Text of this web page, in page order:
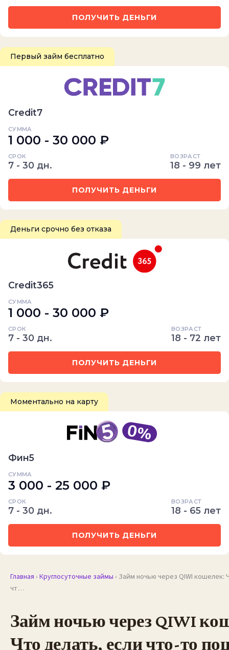
ПОЛУЧИТЬ ДЕНЬГИ
Первый займ бесплатно
Credit7
СУММА
1 000 - 30 000 ₽
СРОК
7 - 30 дн.
ВОЗРАСТ
18 - 99 лет
ПОЛУЧИТЬ ДЕНЬГИ
Деньги срочно без отказа
Credit365
СУММА
1 000 - 30 000 ₽
СРОК
7 - 30 дн.
ВОЗРАСТ
18 - 72 лет
ПОЛУЧИТЬ ДЕНЬГИ
Моментально на карту
Фин5
СУММА
3 000 - 25 000 ₽
СРОК
7 - 30 дн.
ВОЗРАСТ
18 - 65 лет
ПОЛУЧИТЬ ДЕНЬГИ
Главная › Круглосуточные займы › Займ ночью через QIWI кошелек:
чт…
Займ ночью через QIWI
Что делать, если что-то